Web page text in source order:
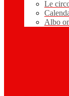
Le
Albo